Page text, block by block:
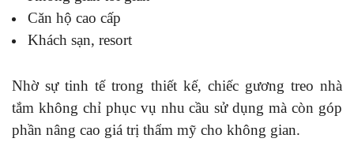
Căn hộ cao cấp
Khách sạn, resort
Nhờ sự tinh tế trong thiết kế, chiếc gương treo nhà
tắm không chỉ phục vụ nhu cầu sử dụng mà còn góp
phần nâng cao giá trị thẩm mỹ cho không gian.